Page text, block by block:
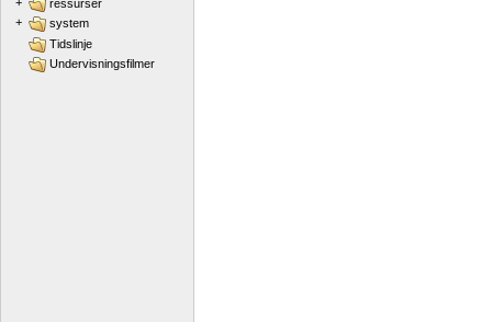
ressurser
+
system
Tidslinje
Undervisningsfilmer